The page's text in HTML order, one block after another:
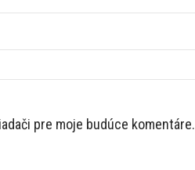
pre moje budúce komentáre.